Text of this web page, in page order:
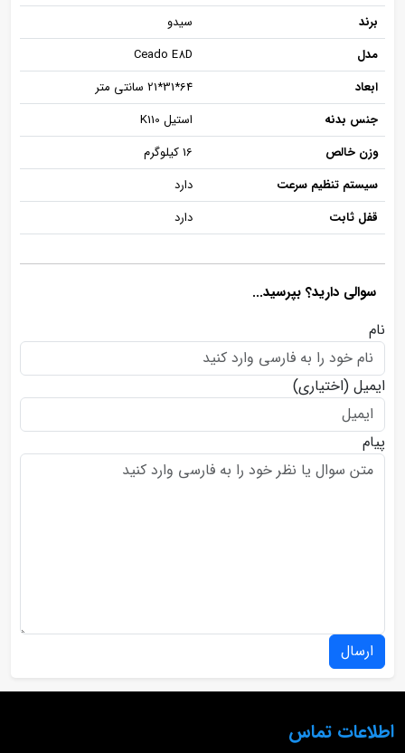
برند
سیدو
مدل
Ceado E8D
ابعاد
64*31*21 سانتی متر
جنس بدنه
استیل K110
وزن خالص
16 کیلوگرم
سیستم تنظیم سرعت
دارد
قفل ثابت
دارد
سوالی دارید؟ بپرسید...
نام
ایمیل (اختیاری)
پیام
ارسال
اطلاعات تماس